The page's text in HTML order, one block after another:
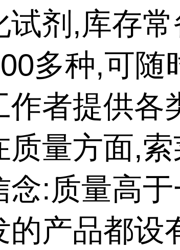
试剂,库存
多种,可随
作者提供各
质量方面,
念:质量高
的产品都设